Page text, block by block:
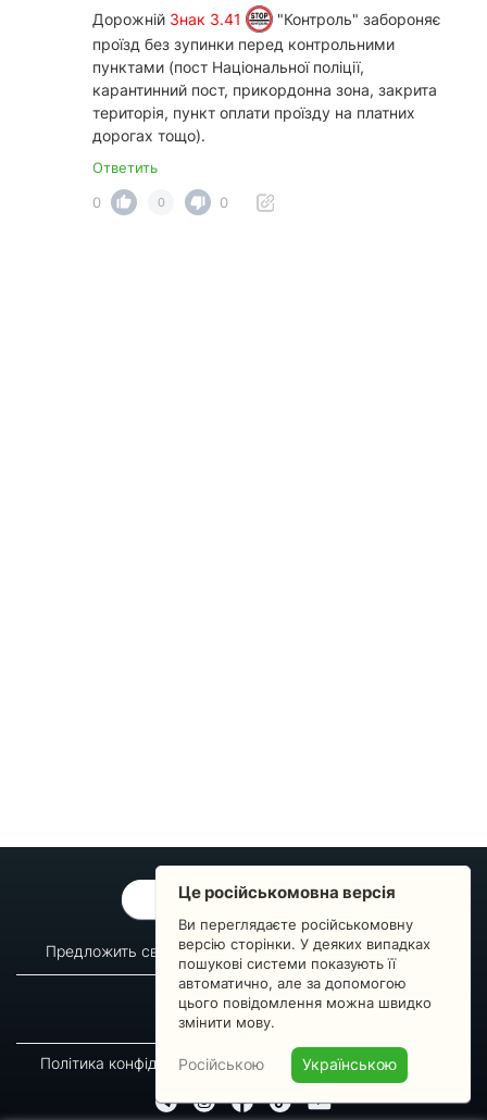
Дорожній Знак 3.41
"Контроль" забороняє
проїзд без зупинки перед контрольними
пунктами (пост Національної поліції,
карантинний пост, прикордонна зона, закрита
територія, пункт оплати проїзду на платних
дорогах тощо).
Ответить
0
0 0
ОБРАТНАЯ СВЯЗЬ
Предложить свой вопрос Статистика изменений
О сервисе
Преподавателям
Новости
Пульс страны
Політика конфіденційності Угода підписника
Це російськомовна версія
Ви переглядаєте російськомовну
версію сторінки. У деяких випадках
пошукові системи показують її
автоматично, але за допомогою
цього повідомлення можна швидко
змінити мову.
Російською Українською